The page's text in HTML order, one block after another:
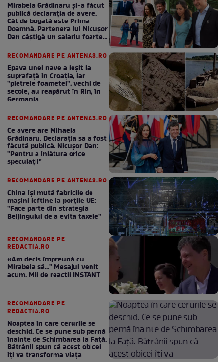
Mirabela Grădinaru și-a făcut
publică declarația de avere.
Cât de bogată este Prima
Doamnă. Partenera lui Nicușor
Dan câștigă un salariu foarte
RECOMANDARE PE ANTENA3.RO
Epava unei nave a ieșit la
suprafață în Croația, iar
"pietrele foametei", vechi de
secole, au reapărut în Rin, în
Germania
RECOMANDARE PE ANTENA3.RO
Ce avere are Mihaela
Grădinaru. Declarația sa a fost
făcută publică. Nicușor Dan:
"Pentru a înlătura orice
speculații"
RECOMANDARE PE ANTENA3.RO
China își mută fabricile de
mașini ieftine la porțile UE:
"Face parte din strategia
Beijingului de a evita taxele"
RECOMANDARE PE
REDACTIA.RO
«Am decis împreună cu
Mirabela să..." Mesajul venit
acum. Mii de reactii INSTANT
RECOMANDARE PE
REDACTIA.RO
Noaptea în care cerurile se
deschid. Ce se pune sub pernă
înainte de Schimbarea la Față.
Bătrânii spun că acest obicei
îți va transforma viața